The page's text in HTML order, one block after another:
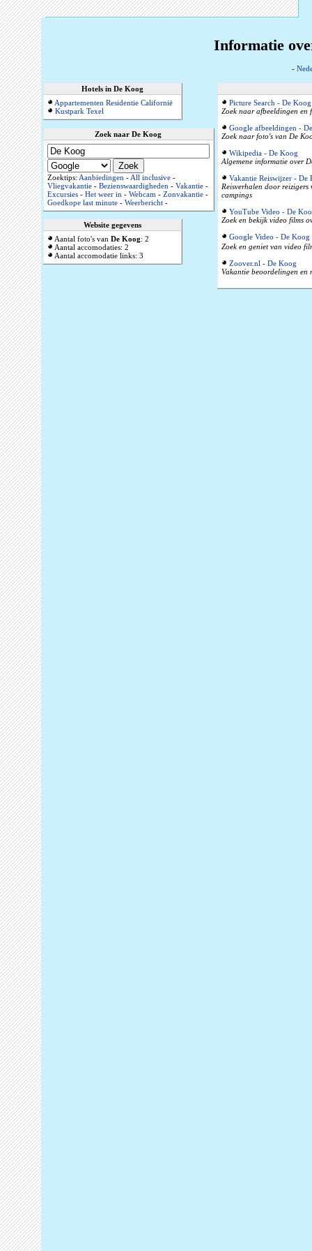
Informatie
-
Hotels in De Koog
Appartementen Residentie Californië
Kustpark Texel
Zoek naar De Koog
Zoektips: Aanbiedingen-All inclusive-
Vliegvakantie- Bezienswaardigheden- Vakantie-
Excursies- Het weer in- Webcam- Zonvakantie-
Goedkope last minute- Weerbericht-
Website gegevens
Aantal foto's van De Koog: 2
Aantal accomodaties: 2
Aantal accomodatie links: 3
Picture Search - De Koog
Zoek naar afbeeldingen en
Google afbeeldingen -
Zoek naar foto's van De
Wikipedia - De Koog
Algemene informatie over
Vakantie Reiswijzer - De
Reisverhalen door reizigers
campings
YouTube Video - De
Zoek en bekijk video films
Google Video - De Koog
Zoek en geniet van video
Zoover.nl - De Koog
Vakantie beoordelingen en